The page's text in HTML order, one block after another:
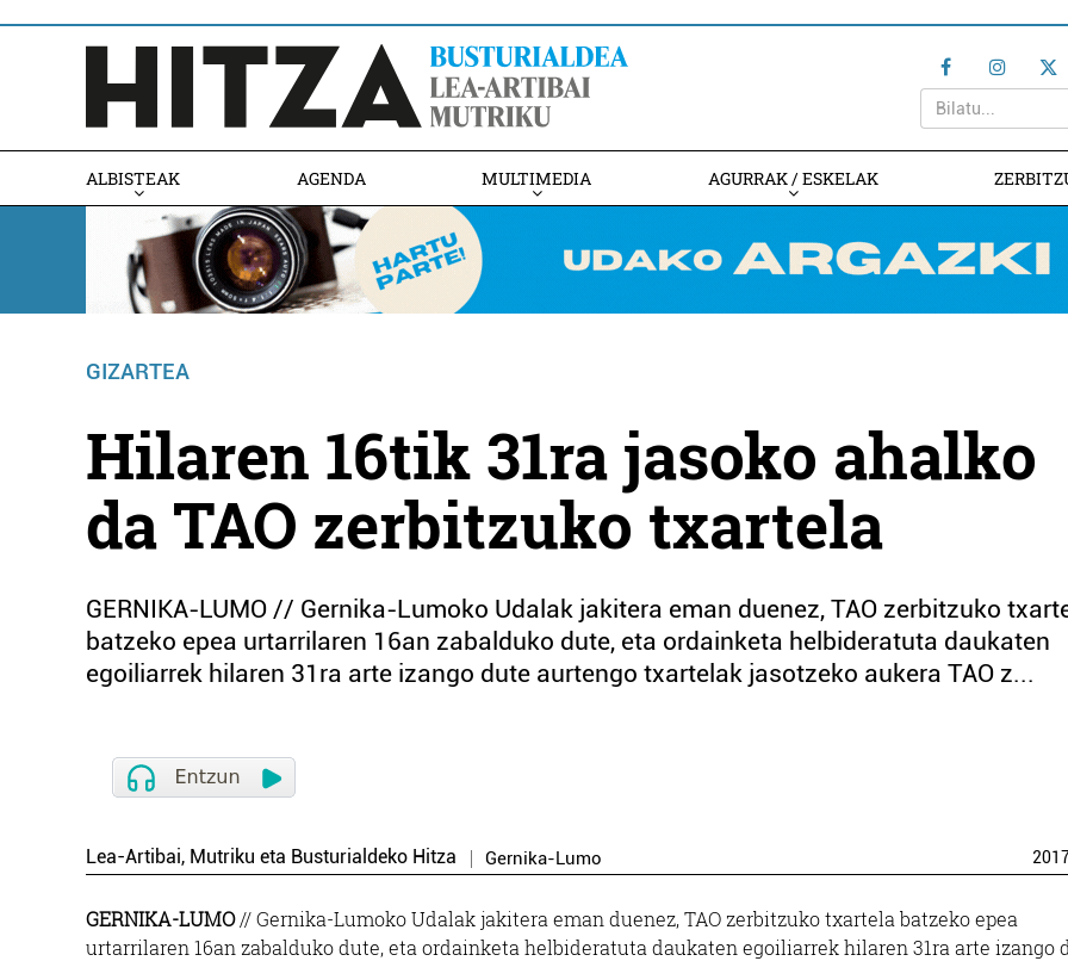
ALBISTEAK AGENDA MULTIMEDIA AGURRAK / ESKELAK
GIZARTEA
Hilaren 16tik 31ra jasoko ahalko
da TAO zerbitzuko txartela
GERNIKA-LUMO // Gernika-Lumoko Udalak jakitera eman duenez, TAO zerbitzuko
batzeko epea urtarrilaren 16an zabalduko dute, eta ordainketa helbideratuta daukaten
egoiliarrek hilaren 31ra arte izango dute aurtengo txartelak jasotzeko aukera TAO z...
Lea-Artibai, Mutriku eta Busturialdeko Hitza Gernika-Lumo
GERNIKA-LUMO// Gernika-Lumoko Udalak jakitera eman duenez, TAO zerbitzuko txartela batzeko epea
urtarrilaren 16an zabalduko dute, eta ordainketa helbideratuta daukaten egoiliarrek hilaren 31ra arte izango